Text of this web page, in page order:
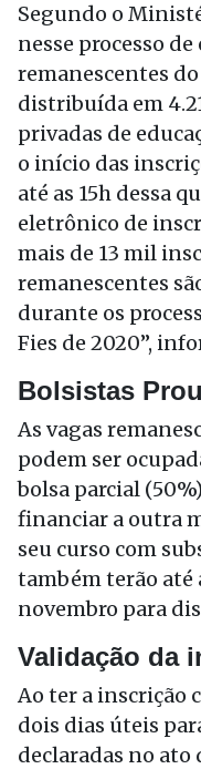
Segundo o
nesse processo
remanescentes
distribuída em
privadas de
o início das
até as 15h dessa
eletrônico de
mais de 13 mil
remanescentes
durante os
Fies de 2020”,
Bolsistas
As vagas
podem ser
bolsa parcial
financiar a outra
seu curso com
também terão até
novembro para
Validação da
Ao ter a inscrição
dois dias úteis
declaradas no